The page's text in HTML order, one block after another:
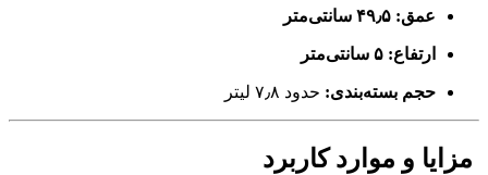
عمق: ۴۹٫۵ سانتی‌متر
ارتفاع: ۵ سانتی‌متر
حجم بسته‌بندی: حدود ۷٫۸ لیتر
مزایا و موارد کاربرد